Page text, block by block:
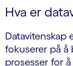
Hva er
Datavitenskap
fokuserer på å
prosesser for